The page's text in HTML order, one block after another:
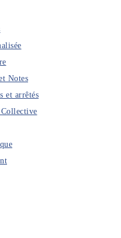
Notes
et arrêtés